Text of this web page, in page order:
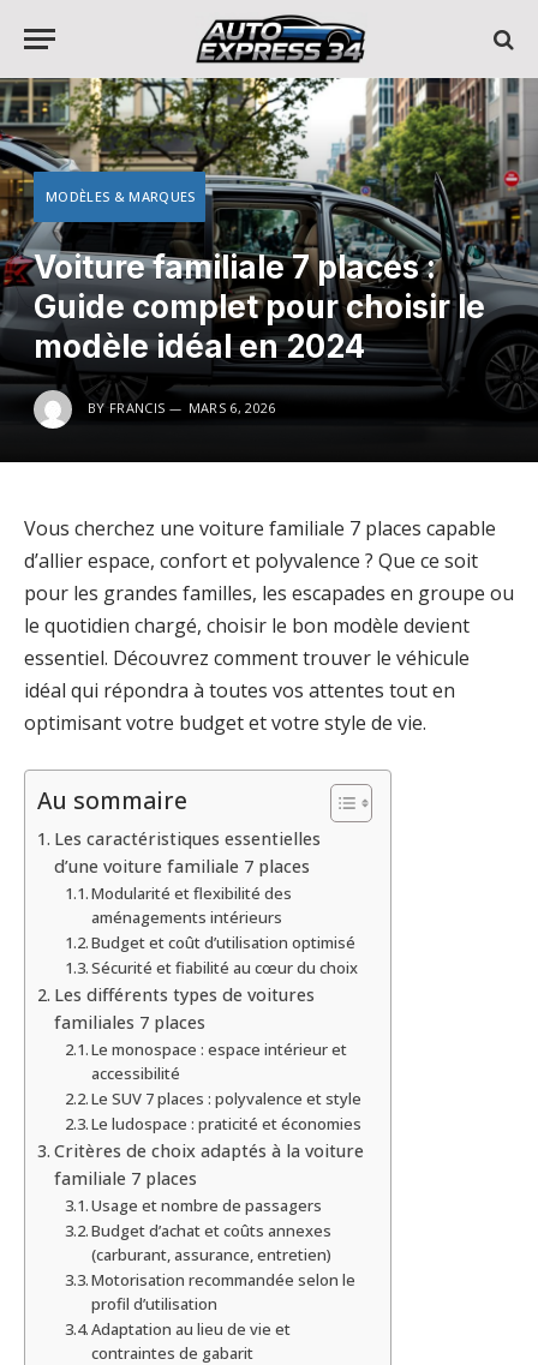
MODÈLES & MARQUES
Voiture familiale 7 places :
Guide complet pour choisir le
modèle idéal en 2024
BY FRANCIS MARS 6, 2026
Vous cherchez une voiture familiale 7 places capable
d’allier espace, confort et polyvalence ? Que ce soit
pour les grandes familles, les escapades en groupe ou
le quotidien chargé, choisir le bon modèle devient
essentiel. Découvrez comment trouver le véhicule
idéal qui répondra à toutes vos attentes tout en
optimisant votre budget et votre style de vie.
Au sommaire
Les caractéristiques essentielles
d’une voiture familiale 7 places
Modularité et flexibilité des
aménagements intérieurs
Budget et coût d’utilisation optimisé
Sécurité et fiabilité au cœur du choix
Les différents types de voitures
familiales 7 places
Le monospace : espace intérieur et
accessibilité
Le SUV 7 places : polyvalence et style
Le ludospace : praticité et économies
Critères de choix adaptés à la voiture
familiale 7 places
Usage et nombre de passagers
Budget d’achat et coûts annexes
(carburant, assurance, entretien)
Motorisation recommandée selon le
profil d’utilisation
Adaptation au lieu de vie et
contraintes de gabarit